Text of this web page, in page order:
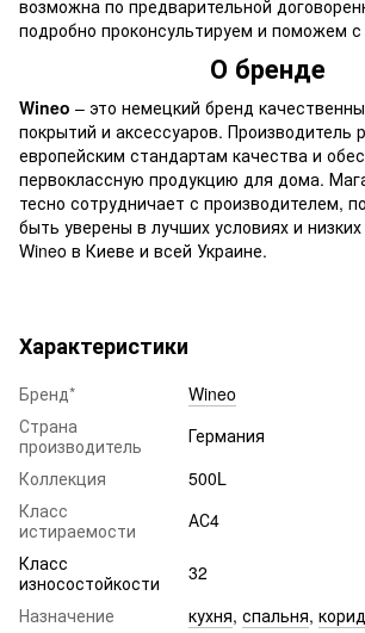
возможна по предварительной
подробно проконсультируем и поможем
О бренде
Wineo – это немецкий бренд
покрытий и аксессуаров. Производитель
европейским стандартам качества и
первоклассную продукцию для дома.
тесно сотрудничает с производителем,
быть уверены в лучших условиях и
Wineo в Киеве и всей Украине.
Характеристики
Бренд*
Wineo
Страна
производитель
Германия
Коллекция
500L
Класс
истираемости
АС4
Класс
износостойкости
32
Назначение
кухня, спальня,